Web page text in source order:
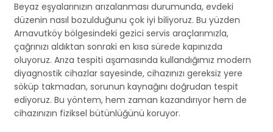
Beyaz eşyalarınızın arızalanması durumunda, evdeki
düzenin nasıl bozulduğunu çok iyi biliyoruz. Bu yüzden
Arnavutköy bölgesindeki gezici servis araçlarımızla,
çağrınızı aldıktan sonraki en kısa sürede kapınızda
oluyoruz. Arıza tespiti aşamasında kullandığımız modern
diyagnostik cihazlar sayesinde, cihazınızı gereksiz yere
söküp takmadan, sorunun kaynağını doğrudan tespit
ediyoruz. Bu yöntem, hem zaman kazandırıyor hem de
cihazınızın fiziksel bütünlüğünü koruyor.